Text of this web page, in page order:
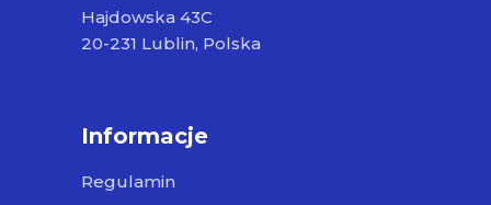
Hajdowska 43C
20-231 Lublin, Polska
Informacje
Regulamin